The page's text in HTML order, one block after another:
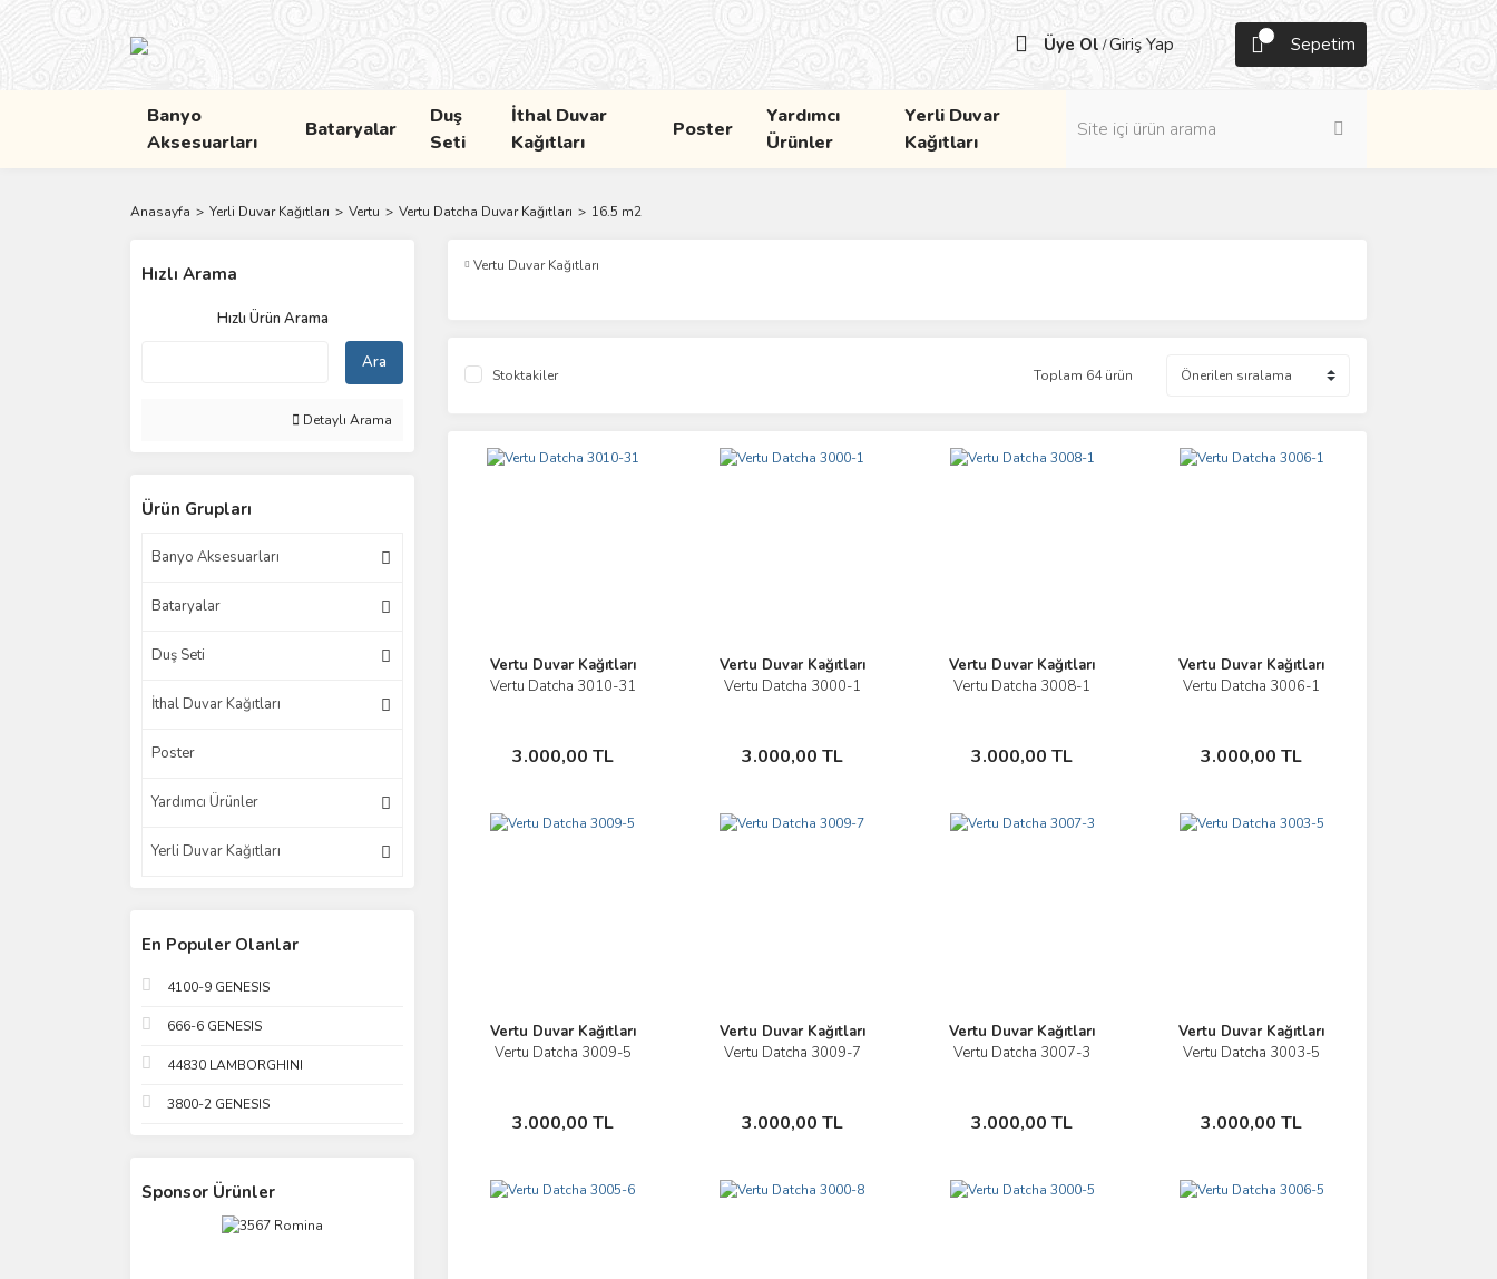
Üye Ol /Giriş Yap Sepetim
Banyo
Aksesuarları
Bataryalar
Duş
Seti
İthal Duvar
Kağıtları
Poster
Yardımcı
Ürünler
Yerli Duvar
Kağıtları
Anasayfa Yerli Duvar Kağıtları Vertu Vertu Datcha Duvar Kağıtları 16.5 m2
Hızlı Arama
Hızlı Ürün Arama
Ara
Detaylı Arama
Ürün Grupları
Banyo Aksesuarları
Bataryalar
Duş Seti
İthal Duvar Kağıtları
Poster
Yardımcı Ürünler
Yerli Duvar Kağıtları
En Populer Olanlar
4100-9 GENESIS
666-6 GENESIS
44830 LAMBORGHINI
3800-2 GENESIS
Sponsor Ürünler
Vertu Duvar Kağıtları
Stoktakiler Toplam 64 ürün
Vertu Duvar Kağıtları
Vertu Datcha 3010-31
3.000,00 TL
İncele
Sepete Ekle
Vertu Duvar Kağıtları
Vertu Datcha 3000-1
3.000,00 TL
İncele
Sepete Ekle
Vertu Duvar Kağıtları
Vertu Datcha 3008-1
3.000,00 TL
İncele
Sepete Ekle
Vertu Duvar Kağıtları
Vertu Datcha 3006-1
3.000,00 TL
İncele
Sepete Ekle
Vertu Duvar Kağıtları
Vertu Datcha 3009-5
3.000,00 TL
İncele
Sepete Ekle
Vertu Duvar Kağıtları
Vertu Datcha 3009-7
3.000,00 TL
İncele
Sepete Ekle
Vertu Duvar Kağıtları
Vertu Datcha 3007-3
3.000,00 TL
İncele
Sepete Ekle
Vertu Duvar Kağıtları
Vertu Datcha 3003-5
3.000,00 TL
İncele
Sepete Ekle